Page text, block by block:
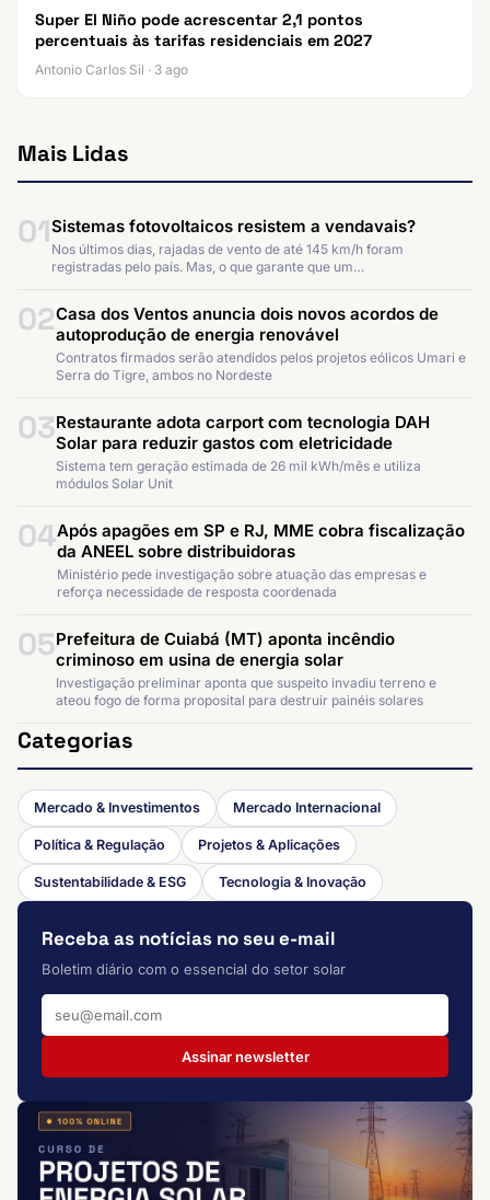
Super El Niño pode acrescentar 2,1 pontos
percentuais às tarifas residenciais em 2027
Antonio Carlos Sil · 3 ago
Mais Lidas
01Sistemas fotovoltaicos resistem a vendavais?
Nos últimos dias, rajadas de vento de até 145 km/h foram
registradas pelo país. Mas, o que garante que um…
02Casa dos Ventos anuncia dois novos acordos de
autoprodução de energia renovável
Contratos firmados serão atendidos pelos projetos eólicos Umari e
Serra do Tigre, ambos no Nordeste
03Restaurante adota carport com tecnologia DAH
Solar para reduzir gastos com eletricidade
Sistema tem geração estimada de 26 mil kWh/mês e utiliza
módulos Solar Unit
04Após apagões em SP e RJ, MME cobra fiscalização
da ANEEL sobre distribuidoras
Ministério pede investigação sobre atuação das empresas e
reforça necessidade de resposta coordenada
05Prefeitura de Cuiabá (MT) aponta incêndio
criminoso em usina de energia solar
Investigação preliminar aponta que suspeito invadiu terreno e
ateou fogo de forma proposital para destruir painéis solares
Categorias
Mercado & Investimentos Mercado Internacional
Política & Regulação Projetos & Aplicações
Sustentabilidade & ESG Tecnologia & Inovação
Receba as notícias no seu e-mail
Boletim diário com o essencial do setor solar
Assinar newsletter